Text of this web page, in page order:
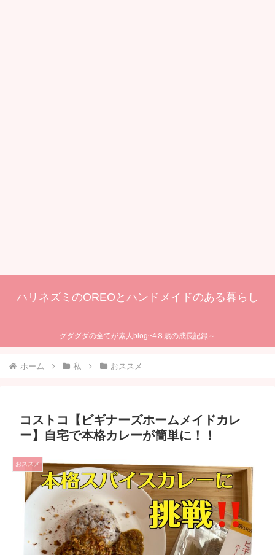
ハリネズミのOREOとハンドメイドのある暮らし
グダグダの全てが素人blog~4８歳の成長記録～
ホーム 私 おススメ
コストコ【ビギナーズホームメイドカレ
ー】自宅で本格カレーが簡単に！！
おススメ